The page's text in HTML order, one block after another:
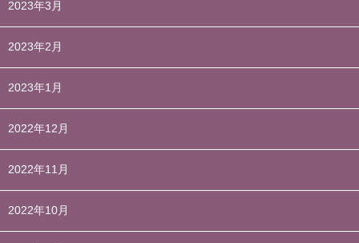
2023年3月
2023年2月
2023年1月
2022年12月
2022年11月
2022年10月